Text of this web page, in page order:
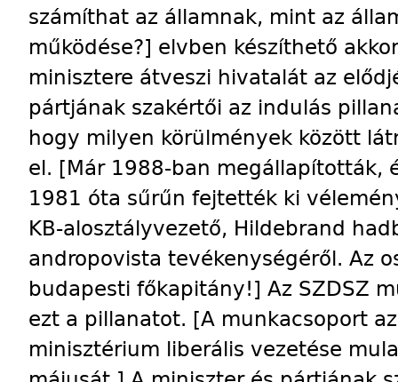
számíthat az államnak, mint az
működése?] elvben készíthető
minisztere átveszi hivatalát az
pártjának szakértői az indulás
hogy milyen körülmények között
el. [Már 1988-ban megállapították,
1981 óta sűrűn fejtették ki
KB-alosztályvezető, Hildebrand
andropovista tevékenységéről. Az
budapesti főkapitány!] Az SZDSZ
ezt a pillanatot. [A munkacsoport
minisztérium liberális vezetése